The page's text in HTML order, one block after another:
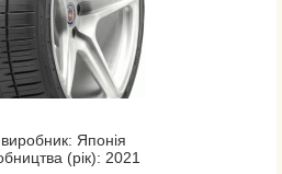
Японія
(рік): 2021